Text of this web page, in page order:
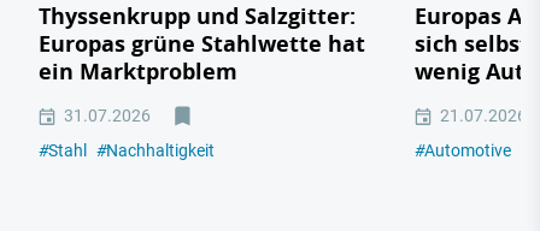
Thyssenkrupp und Salzgitter:
Europas grüne Stahlwette hat
ein Marktproblem
31.07.2026
#Stahl #Nachhaltigkeit
Europas
sich
wenig
21.07.2026
#Automotive